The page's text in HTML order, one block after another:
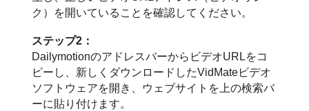
ク）を開いていることを確認してください。
ステップ2：
DailymotionのアドレスバーからビデオURLをコ
ピーし、新しくダウンロードしたVidMateビデオ
ソフトウェアを開き、ウェブサイトを上の検索バ
ーに貼り付けます。